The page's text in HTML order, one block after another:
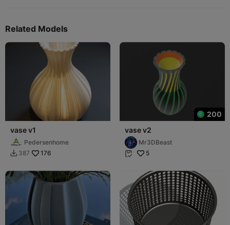
Related Models
vase v1
Pedersenhome
 387 176
200
vase v2
Mr3DBeast
 5